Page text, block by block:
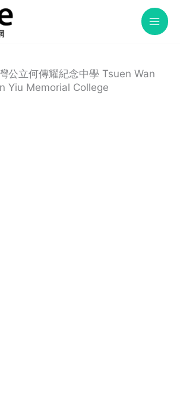
公立何傳耀紀念中學 Tsuen Wan
Yiu Memorial College